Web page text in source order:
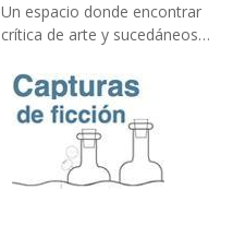
Un espacio donde encontrar
crítica de arte y sucedáneos…